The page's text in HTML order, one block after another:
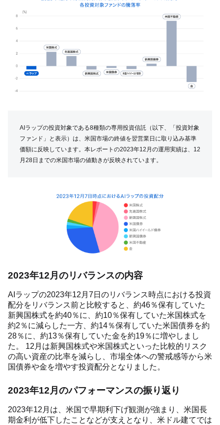
AIラップの投資対象である8種類の専用投資信託（以下、「投資対象
ファンド」と表示）は、米国市場の終値を翌営業日に取り込み基準
価額に反映しています。本レポートの2023年12月の運用実績は、12
月28日までの米国市場の値動きが反映されています。
2023年12月のリバランスの内容
AIラップの2023年12月7日のリバランス時点における投資
配分をリバランス前と比較すると、約46％保有していた
新興国株式を約40％に、約10％保有していた米国株式を
約2％に減らした一方、約14％保有していた米国債券を約
28％に、約13％保有していた金を約19％に増やしまし
た。 12月は新興国株式や米国株式といった比較的リスク
の高い資産の比率を減らし、市場全体への警戒感等から米
国債券や金を増やす投資配分となりました。
2023年12月のパフォーマンスの振り返り
2023年12月は、米国で早期利下げ観測が強まり、米国長
期金利が低下したことなどが支えとなり、米ドル建てでは